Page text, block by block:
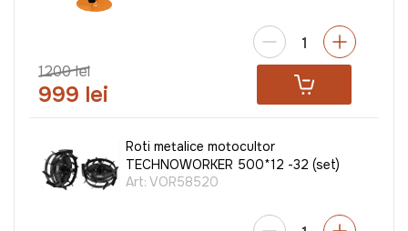
1200 lei
999 lei
Roti metalice motocultor
TECHNOWORKER 500*12 -32 (set)
Art: VOR58520